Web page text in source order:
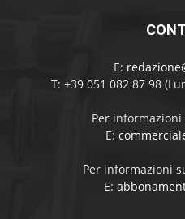
E:
T: +39 051 082 87 98
Per
E:
Per informazioni
E: